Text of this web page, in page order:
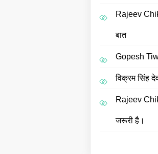
Rajeev
बात
Gopesh
विक्रम सिंह
Rajeev
जरूरी है।